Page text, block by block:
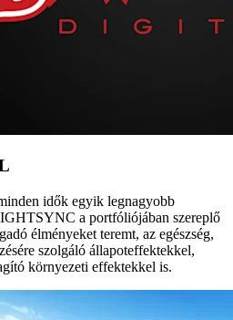
idők egyik legnagyobb
a portfóliójában szereplő
élményeket teremt, az egészség,
szolgáló állapoteffektekkel,
környezeti effektekkel is.